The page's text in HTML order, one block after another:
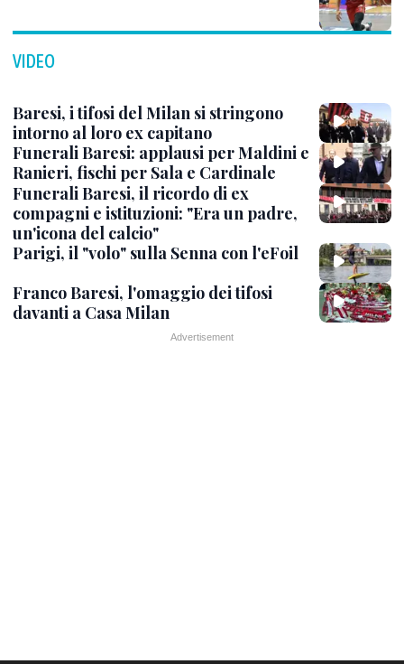
VIDEO
Baresi, i tifosi del Milan si stringono
intorno al loro ex capitano
Funerali Baresi: applausi per Maldini e
Ranieri, fischi per Sala e Cardinale
Funerali Baresi, il ricordo di ex
compagni e istituzioni: "Era un padre,
un'icona del calcio"
Parigi, il "volo" sulla Senna con l'eFoil
Franco Baresi, l'omaggio dei tifosi
davanti a Casa Milan